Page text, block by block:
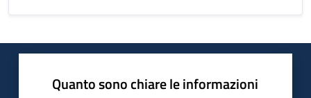
Quanto sono chiare le informazioni